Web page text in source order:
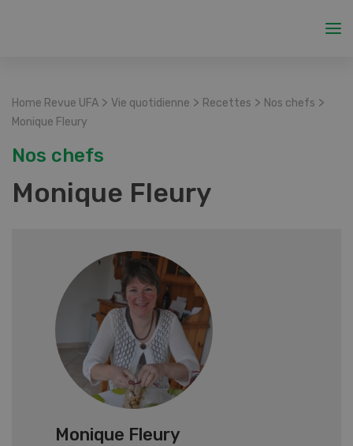
Home Revue UFA > Vie quotidienne > Recettes > Nos chefs >
Monique Fleury
Nos chefs
Monique Fleury
Monique Fleury